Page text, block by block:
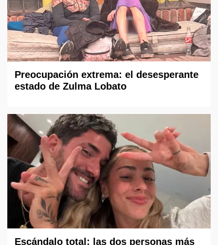
Preocupación extrema: el desesperante
estado de Zulma Lobato
Escándalo total: las dos personas más